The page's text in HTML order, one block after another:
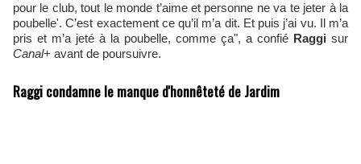
pour le club, tout le monde t’aime et personne ne va te jeter à la
poubelle'. C’est exactement ce qu’il m’a dit. Et puis j’ai vu. Il m’a
pris et m’a jeté à la poubelle, comme ça", a confié Raggi sur
Canal+ avant de poursuivre.
Raggi condamne le manque d'honnêteté de Jardim